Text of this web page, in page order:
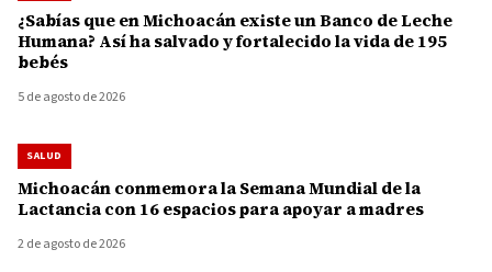
¿Sabías que en Michoacán existe un Banco de Leche
Humana? Así ha salvado y fortalecido la vida de 195
bebés
5 de agosto de 2026
SALUD
Michoacán conmemora la Semana Mundial de la
Lactancia con 16 espacios para apoyar a madres
2 de agosto de 2026